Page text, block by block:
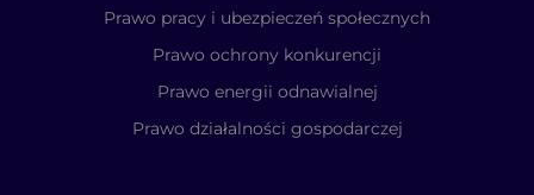
Prawo pracy i ubezpieczeń społecznych
Prawo ochrony konkurencji
Prawo energii odnawialnej
Prawo działalności gospodarczej